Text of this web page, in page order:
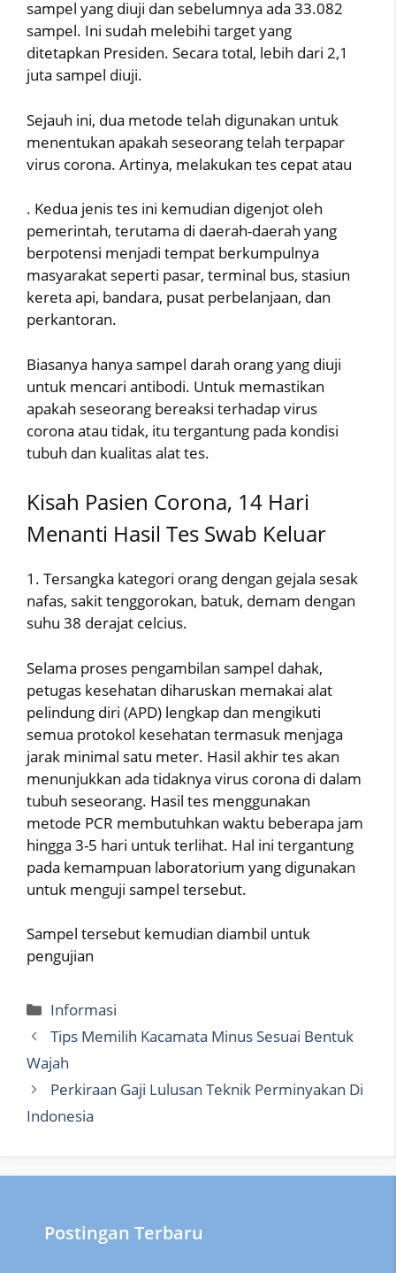
sampel yang diuji dan sebelumnya ada 33.082
sampel. Ini sudah melebihi target yang
ditetapkan Presiden. Secara total, lebih dari 2,1
juta sampel diuji.
Sejauh ini, dua metode telah digunakan untuk
menentukan apakah seseorang telah terpapar
virus corona. Artinya, melakukan tes cepat atau
. Kedua jenis tes ini kemudian digenjot oleh
pemerintah, terutama di daerah-daerah yang
berpotensi menjadi tempat berkumpulnya
masyarakat seperti pasar, terminal bus, stasiun
kereta api, bandara, pusat perbelanjaan, dan
perkantoran.
Biasanya hanya sampel darah orang yang diuji
untuk mencari antibodi. Untuk memastikan
apakah seseorang bereaksi terhadap virus
corona atau tidak, itu tergantung pada kondisi
tubuh dan kualitas alat tes.
Kisah Pasien Corona, 14 Hari
Menanti Hasil Tes Swab Keluar
1. Tersangka kategori orang dengan gejala sesak
nafas, sakit tenggorokan, batuk, demam dengan
suhu 38 derajat celcius.
Selama proses pengambilan sampel dahak,
petugas kesehatan diharuskan memakai alat
pelindung diri (APD) lengkap dan mengikuti
semua protokol kesehatan termasuk menjaga
jarak minimal satu meter. Hasil akhir tes akan
menunjukkan ada tidaknya virus corona di dalam
tubuh seseorang. Hasil tes menggunakan
metode PCR membutuhkan waktu beberapa jam
hingga 3-5 hari untuk terlihat. Hal ini tergantung
pada kemampuan laboratorium yang digunakan
untuk menguji sampel tersebut.
Sampel tersebut kemudian diambil untuk
pengujian
Categories
Informasi
Tips Memilih Kacamata Minus Sesuai Bentuk
Wajah
Perkiraan Gaji Lulusan Teknik Perminyakan Di
Indonesia
Postingan Terbaru